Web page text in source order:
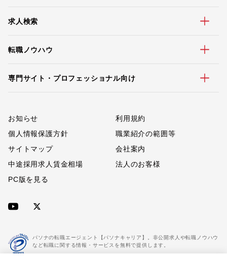
求人検索
転職ノウハウ
専門サイト・プロフェッショナル向け
お知らせ
利用規約
個人情報保護方針
職業紹介の範囲等
サイトマップ
会社案内
中途採用求人賃金相場
法人のお客様
PC版を見る
パソナの転職エージェント【パソナキャリア】。非公開求人や転職ノウハウ
など転職に関する情報・サービスを無料で提供します。